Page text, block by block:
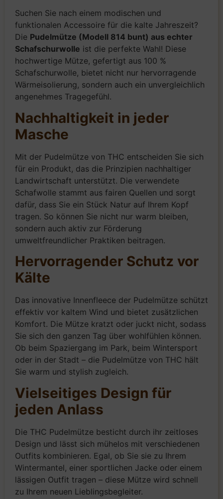
Suchen Sie nach einem modischen und
funktionalen Accessoire für die kalte Jahreszeit?
Die Pudelmütze (Modell 814 bunt) aus echter
Schafschurwolle ist die perfekte Wahl! Diese
hochwertige Mütze, gefertigt aus 100 %
Schafschurwolle, bietet nicht nur hervorragende
Wärmeisolierung, sondern auch ein unvergleichlich
angenehmes Tragegefühl.
Nachhaltigkeit in jeder
Masche
Mit der Pudelmütze von THC entscheiden Sie sich
für ein Produkt, das die Prinzipien nachhaltiger
Landwirtschaft unterstützt. Die verwendete
Schafwolle stammt aus fairen Quellen und sorgt
dafür, dass Sie ein Stück Natur auf Ihrem Kopf
tragen. So können Sie nicht nur warm bleiben,
sondern auch aktiv zur Förderung
umweltfreundlicher Praktiken beitragen.
Hervorragender Schutz vor
Kälte
Das innovative Innenfleece der Pudelmütze schützt
effektiv vor kaltem Wind und bietet zusätzlichen
Komfort. Die Mütze kratzt oder juckt nicht, sodass
Sie sich den ganzen Tag über wohlfühlen können.
Ob beim Spaziergang im Park, beim Wintersport
oder in der Stadt – die Pudelmütze von THC hält
Sie warm und stylish zugleich.
Vielseitiges Design für
jeden Anlass
Die THC Pudelmütze besticht durch ihr zeitloses
Design und lässt sich mühelos mit verschiedenen
Outfits kombinieren. Egal, ob Sie sie zu Ihrem
Wintermantel, einer sportlichen Jacke oder einem
lässigen Outfit tragen – diese Mütze wird schnell
zu Ihrem neuen Lieblingsbegleiter.